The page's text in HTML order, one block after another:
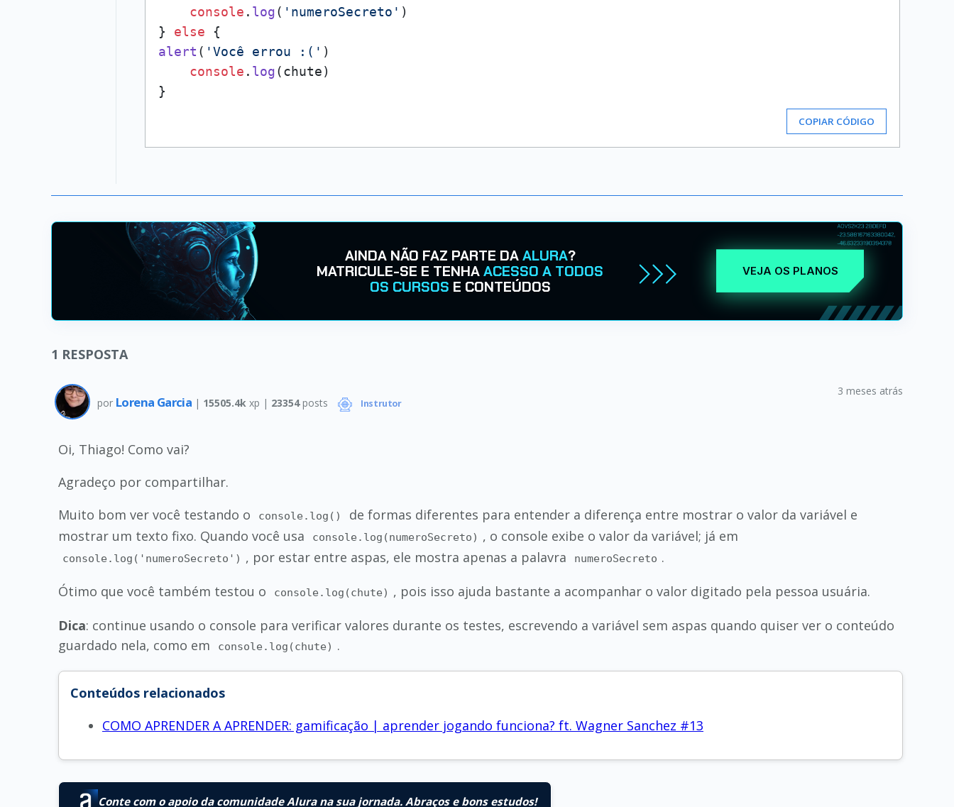
console . log( 'numeroSecreto' )
} else
alert ( 'Você errou :(' )
console . log(chute)
COPIAR CÓDIGO
AINDA NÃO FAZ PARTE DAALURA?
MATRICULE-SE E TENHAACESSO A TODOS
OS CURSOS E CONTEÚDOS
VEJA OS PLANOS
1 RESPOSTA
por Lorena Garcia | 15505.4kxp | 23354posts Instrutor
3 meses atrás
Oi, Thiago! Como vai?
Agradeço por compartilhar.
Muito bom ver você testando o
console.log()
de formas diferentes para entender a diferença entre mostrar o valor da variável e
mostrar um texto fixo. Quando você usa
console.log(numeroSecreto) , o console exibe o valor da variável; já em
console.log('numeroSecreto') , por estar entre aspas, ele mostra apenas a palavra numeroSecreto .
Ótimo que você também testou o
console.log(chute) , pois isso ajuda bastante a acompanhar o valor digitado pela pessoa usuária.
Dica: continue usando o console para verificar valores durante os testes, escrevendo a variável sem aspas quando quiser ver o conteúdo
guardado nela, como em
console.log(chute) .
Conteúdos relacionados
COMO APRENDER A APRENDER: gamificação | aprender jogando funciona? ft. Wagner Sanchez #13
Conte com o apoio da comunidade Alura na sua jornada. Abraços e bons estudos!